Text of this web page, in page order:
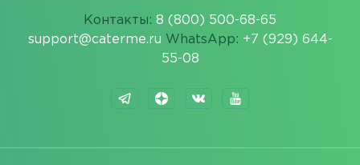
Контакты: 8 (800) 500-68-65
support@caterme.ru WhatsApp: +7 (929) 644-
55-08